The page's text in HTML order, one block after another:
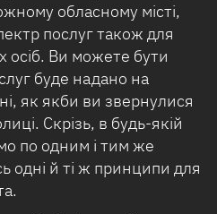
обласному місті,
послуг також для
осіб. Ви можете бути
буде надано на
як якби ви звернулися
Скрізь, в будь-якій
по одним і тим же
одні й ті ж принципи для